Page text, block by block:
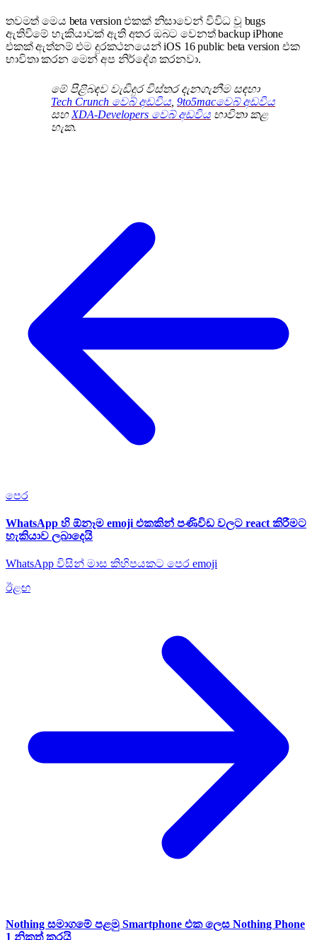
තවමත් මෙය beta version එකක් නිසාවෙන් විවිධ වූ bugs
ඇතිවිමේ හැකියාවක් ඇති අතර ඔබට වෙනත් backup iPhone
එකක් ඇත්නම් එම දුරකථනයෙන් iOS 16 public beta version එක
භාවිතා කරන මෙන් අප නිර්දේශ කරනවා.
මේ පිළිබඳව වැඩිදුර විස්තර දැනගැනීම සඳහා
Tech Crunch වෙබ් අඩවිය 9to5macවෙබ් අඩවිය
සහ XDA-Developers වෙබ් අඩවිය භාවිතා කළ
හැක.
පෙර
WhatsApp හි ඕනෑම emoji එකකින් පණිවිඩ වලට react කිරීමට
හැකියාව ලබාදෙයි
WhatsApp විසින් මාස කිහිපයකට පෙර emoji
ඊළඟ
Nothing සමාගමේ පළමු Smartphone එක ලෙස Nothing Phone
1 නිකුත් කරයි